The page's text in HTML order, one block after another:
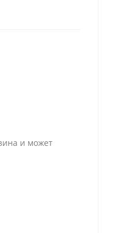
и может